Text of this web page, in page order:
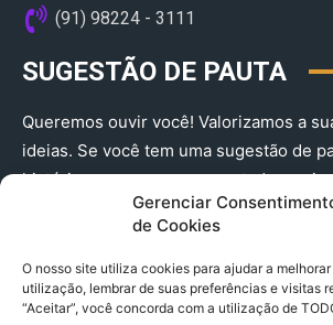
Gerenciar
de Cookies
O nosso site utiliza cookies para ajudar a
utilização, lembrar de suas preferências e visitas
“Aceitar”, você concorda com a utilização de
(91) 98224 - 3111
SUGESTÃO DE PAUTA
Queremos ouvir você! Valorizamos a
ideias. Se você tem uma sugestão de
história que merece ser contada,
(91) 98224 - 3111